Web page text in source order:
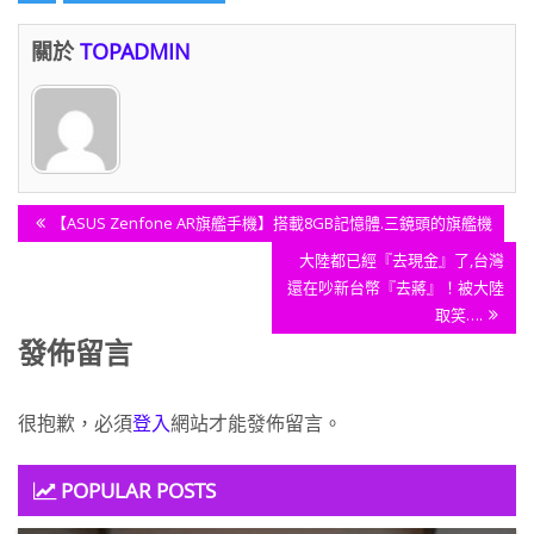
關於 TOPADMIN
文
章
Previous
【ASUS Zenfone AR旗艦手機】搭載8GB記憶體.三鏡頭的旗艦機
Next
Post:
大陸都已經『去現金』了,台灣
還在吵新台幣『去蔣』！被大陸
取笑….
發佈留言
很抱歉，必須登入網站才能發佈留言。
POPULAR POSTS